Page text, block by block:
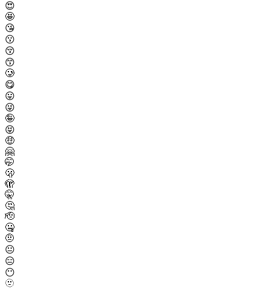
😍
🤩
😘
😗
😚
😙
🥲
😋
😛
😜
🤪
😝
🤑
🤗
🤭
🫢
🫣
🤫
🤔
🫡
🤐
🤨
😐
😑
😶
🫥